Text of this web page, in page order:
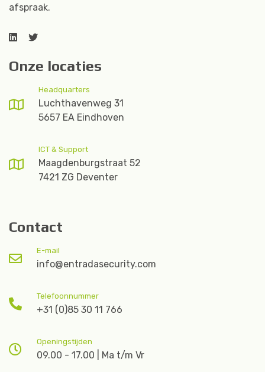
afspraak.
Onze locaties
Headquarters
Luchthavenweg 31
5657 EA Eindhoven
ICT & Support
Maagdenburgstraat 52
7421 ZG Deventer
Contact
E-mail
info@entradasecurity.com
Telefoonnummer
+31 (0)85 30 11 766
Openingstijden
09.00 - 17.00 | Ma t/m Vr